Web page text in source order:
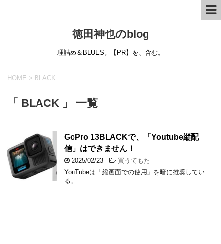
徳田神也のblog
理詰め＆BLUES。【PR】を、含む。
HOME > BLACK
「 BLACK 」 一覧
GoPro 13BLACKで、「Youtube縦配
信」はできません！
2025/02/23 -買うてもた
YouTubeは「縦画面での使用」を暗に推奨してい
る。